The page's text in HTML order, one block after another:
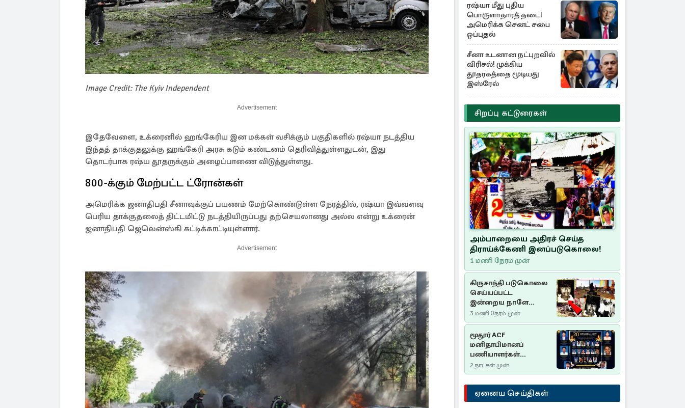
Image Credit: The Kyiv Independent
Advertisement
இதேவேளை, உக்ரைனில் ஹங்கேரிய இன மக்கள் வசிக்கும் பகுதிகளில் ரஷ்யா நடத்திய
இந்தத் தாக்குதலுக்கு ஹங்கேரி அரசு கடும் கண்டனம் தெரிவித்துள்ளதுடன், இது
தொடர்பாக ரஷ்ய தூதருக்கும் அழைப்பாணை விடுத்துள்ளது.
800-க்கும் மேற்பட்ட ட்ரோன்கள்
அமெரிக்க ஜனாதிபதி சீனாவுக்குப் பயணம் மேற்கொண்டுள்ள நேரத்தில், ரஷ்யா இவ்வளவு
பெரிய தாக்குதலைத் திட்டமிட்டு நடத்தியிருப்பது தற்செயலானது அல்ல என்று உக்ரைன்
ஜனாதிபதி ஜெலென்ஸ்கி சுட்டிக்காட்டியுள்ளார்.
Advertisement
ரஷ்யா மீது புதிய
பொருளாதாரத் தடை!
அமெரிக்க செனட் சபை
ஒப்புதல்
சீனா உடனான நட்புறவில்
விரிசல்! முக்கிய
தூதரகத்தை மூடியது
இஸ்ரேல்
சிறப்பு கட்டுரைகள்
அம்பாறையை அதிரச் செய்த
திராய்க்கேணி இனப்படுகொலை!
1 மணி நேரம் முன்
கிருசாந்தி படுகொலை
செய்யப்பட்ட
இன்றைய நாளே
செம்மணி
இனப்படுகொலை
தினம்…!
3 மணி நேரம் முன்
மூதூர் ACF
மனிதாபிமானப்
பணியாளர்கள்
படுகொலை (2006): 20
ஆண்டுகளாகியும் நீதி
மறுக்கப்பட்ட
மனிதாபிமானப்
பேரவலம்
2 நாட்கள் முன்
ஏனைய செய்திகள்